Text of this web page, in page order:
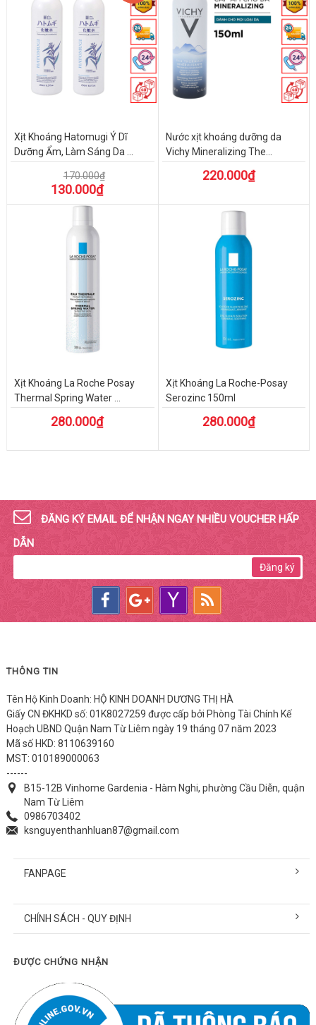
Xịt Khoáng Hatomugi Ý Dĩ
Dưỡng Ẩm, Làm Sáng Da ...
170.000₫
130.000₫
Nước xịt khoáng dưỡng da
Vichy Mineralizing The...
220.000₫
Xịt Khoáng La Roche Posay
Thermal Spring Water ...
280.000₫
Xịt Khoáng La Roche-Posay
Serozinc 150ml
280.000₫
ĐĂNG KÝ EMAIL ĐỂ NHẬN NGAY NHIỀU VOUCHER HẤP
DẪN
Đăng ký
THÔNG TIN
Tên Hộ Kinh Doanh: HỘ KINH DOANH DƯƠNG THỊ HÀ
Giấy CN ĐKHKD số: 01K8027259 được cấp bởi Phòng Tài Chính Kế
Hoạch UBND Quận Nam Từ Liêm ngày 19 tháng 07 năm 2023
Mã số HKD: 8110639160
MST: 010189000063
------
B15-12B Vinhome Gardenia - Hàm Nghi, phường Cầu Diễn, quận
Nam Từ Liêm
0986703402
ksnguyenthanhluan87@gmail.com
FANPAGE
CHÍNH SÁCH - QUY ĐỊNH
ĐƯỢC CHỨNG NHẬN